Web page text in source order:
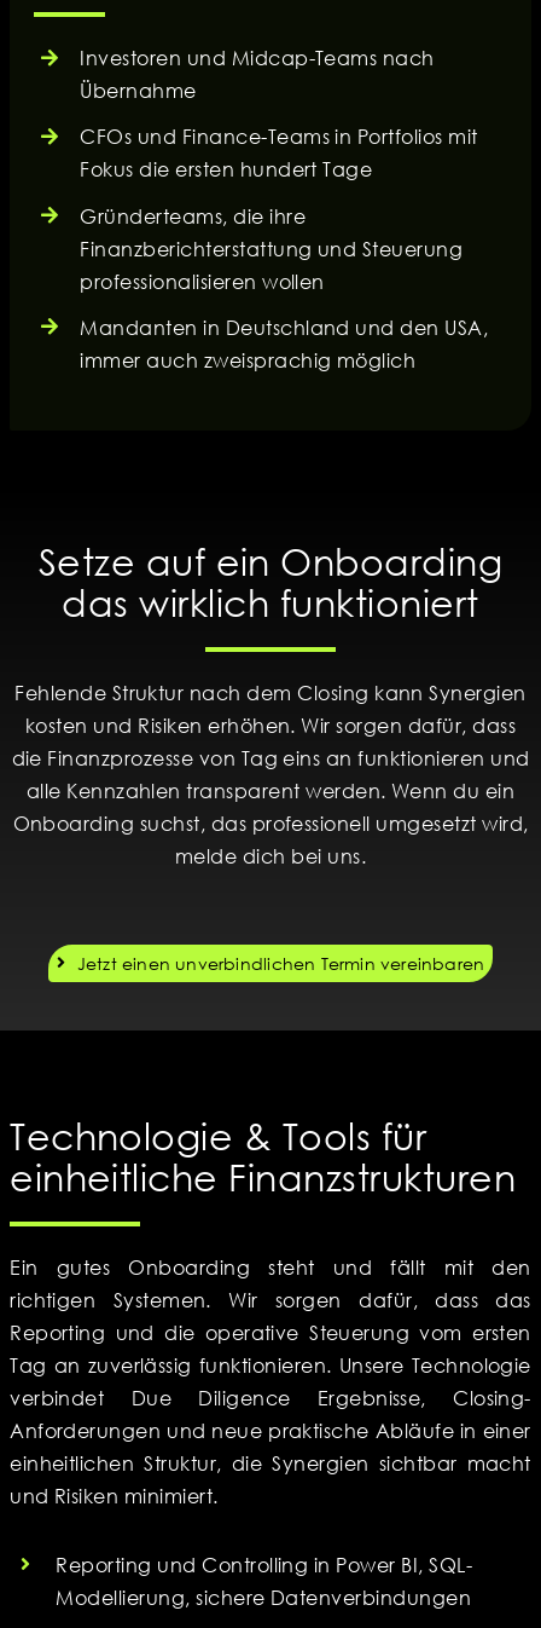
Investoren und Midcap-Teams nach
Übernahme
CFOs und Finance-Teams in Portfolios mit
Fokus die ersten hundert Tage
Gründerteams, die ihre
Finanzberichterstattung und Steuerung
professionalisieren wollen
Mandanten in Deutschland und den USA,
immer auch zweisprachig möglich
Setze auf ein Onboarding
das wirklich funktioniert
Fehlende Struktur nach dem Closing kann Synergien
kosten und Risiken erhöhen. Wir sorgen dafür, dass
die Finanzprozesse von Tag eins an funktionieren und
alle Kennzahlen transparent werden. Wenn du ein
Onboarding suchst, das professionell umgesetzt wird,
melde dich bei uns.
Jetzt einen unverbindlichen Termin vereinbaren
Technologie & Tools für
einheitliche Finanzstrukturen
Ein gutes Onboarding steht und fällt mit den
richtigen Systemen. Wir sorgen dafür, dass das
Reporting und die operative Steuerung vom ersten
Tag an zuverlässig funktionieren. Unsere Technologie
verbindet Due Diligence Ergebnisse, Closing-
Anforderungen und neue praktische Abläufe in einer
einheitlichen Struktur, die Synergien sichtbar macht
und Risiken minimiert.
Reporting und Controlling in Power BI, SQL-
Modellierung, sichere Datenverbindungen